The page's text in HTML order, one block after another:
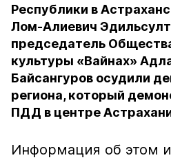
Республики в
Лом-Алиевич
председатель
культуры «Вайнах»
Байсангуров осудили
региона, который
ПДД в центре
Информация об этом